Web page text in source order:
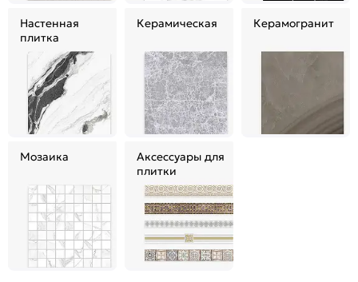
Настенная
плитка
Керамическая Керамогранит
Мозаика
Аксессуары для
плитки